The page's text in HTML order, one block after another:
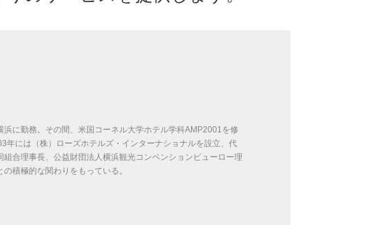
に勤務。その間、米国コーネル大学ホテル学科AMP2001を修
には（株）ローズホテルズ・インターナショナルを設立、代
合理事長、公益財団法人横浜観光コンベンションビューロー理
積極的な関わりをもっている。